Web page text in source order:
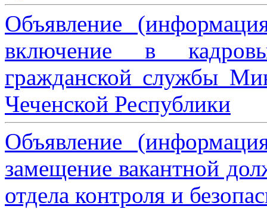
Объявление
включение в
гражданской службы
Чеченской Республики
Объявление
замещение вакантной
отдела контроля и